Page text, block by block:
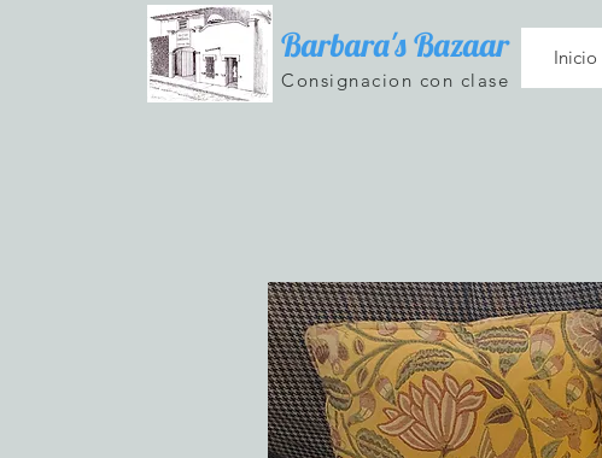
Barbara's Bazaar
Consignacion con clase
Inicio